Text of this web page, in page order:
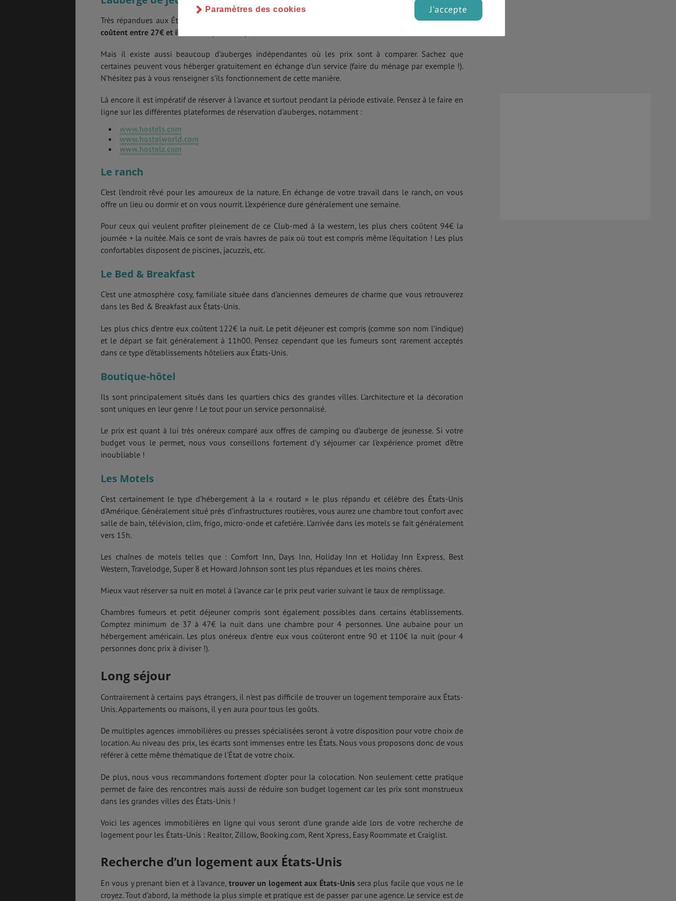
Très répandues aux États-Unis, vous en avez 50 de la chaîne Hostelling International USA.Les dortoirs
coûtent entre 27€ et il faut compter 52€ pour une chambre double
Mais il existe aussi beaucoup d’auberges indépendantes où les prix sont à comparer. Sachez que
certaines peuvent vous héberger gratuitement en échange d'un service (faire du ménage par exemple !).
N’hésitez pas à vous renseigner s'ils fonctionnement de cette manière.
Là encore il est impératif de réserver à l'avance et surtout pendant la période estivale. Pensez à le faire en
ligne sur les différentes plateformes de réservation d'auberges, notamment :
www.hostels.com
www.hostelworld.com
www.hostelz.com
Le ranch
C’est l’endroit rêvé pour les amoureux de la nature. En échange de votre travail dans le ranch, on vous
offre un lieu ou dormir et on vous nourrit. L’expérience dure généralement une semaine.
Pour ceux qui veulent profiter pleinement de ce Club-med à la western, les plus chers coûtent 94€ la
journée + la nuitée. Mais ce sont de vrais havres de paix où tout est compris même l’équitation ! Les plus
confortables disposent de piscines, jacuzzis, etc.
Le Bed & Breakfast
C’est une atmosphère cosy, familiale située dans d’anciennes demeures de charme que vous retrouverez
dans les Bed & Breakfast aux États-Unis.
Les plus chics d’entre eux coûtent 122€ la nuit. Le petit déjeuner est compris (comme son nom l’indique)
et le départ se fait généralement à 11h00. Pensez cependant que les fumeurs sont rarement acceptés
dans ce type d’établissements hôteliers aux États-Unis.
Boutique-hôtel
Ils sont principalement situés dans les quartiers chics des grandes villes. L’architecture et la décoration
sont uniques en leur genre ! Le tout pour un service personnalisé.
Le prix est quant à lui très onéreux comparé aux offres de camping ou d’auberge de jeunesse. Si votre
budget vous le permet, nous vous conseillons fortement d’y séjourner car l’expérience promet d’être
inoubliable !
Les Motels
C’est certainement le type d’hébergement à la « routard » le plus répandu et célèbre des États-Unis
d’Amérique. Généralement situé près d’infrastructures routières, vous aurez une chambre tout confort avec
salle de bain, télévision, clim, frigo, micro-onde et cafetière. L’arrivée dans les motels se fait généralement
vers 15h.
Les chaînes de motels telles que : Comfort Inn, Days Inn, Holiday Inn et Holiday Inn Express, Best
Western, Travelodge, Super 8 et Howard Johnson sont les plus répandues et les moins chères.
Mieux vaut réserver sa nuit en motel à l’avance car le prix peut varier suivant le taux de remplissage.
Chambres fumeurs et petit déjeuner compris sont également possibles dans certains établissements.
Comptez minimum de 37 à 47€ la nuit dans une chambre pour 4 personnes. Une aubaine pour un
hébergement américain. Les plus onéreux d’entre eux vous coûteront entre 90 et 110€ la nuit (pour 4
personnes donc prix à diviser !).
Long séjour
Contrairement à certains pays étrangers, il n’est pas difficile de trouver un logement temporaire aux États-
Unis. Appartements ou maisons, il y en aura pour tous les goûts.
De multiples agences immobilières ou presses spécialisées seront à votre disposition pour votre choix de
location. Au niveau des prix, les écarts sont immenses entre les États. Nous vous proposons donc de vous
référer à cette même thématique de l'État de votre choix.
De plus, nous vous recommandons fortement d’opter pour la colocation. Non seulement cette pratique
permet de faire des rencontres mais aussi de réduire son budget logement car les prix sont monstrueux
dans les grandes villes des États-Unis !
Voici les agences immobilières en ligne qui vous seront d’une grande aide lors de votre recherche de
logement pour les États-Unis : Realtor, Zillow, Booking.com, Rent Xpress, Easy Roommate et Craiglist.
Recherche d’un logement aux États-Unis
En vous y prenant bien et à l’avance, trouver un logement aux États-Unissera plus facile que vous ne le
croyez. Tout d’abord, la méthode la plus simple et pratique est de passer par une agence. Le service est de
J'accepte
Paramètres des cookies